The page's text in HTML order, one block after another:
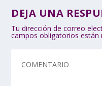
DEJA UNA
Tu dirección de correo
campos obligatorios